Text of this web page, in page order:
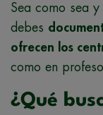
Sea como sea
debes
ofrecen los
como en
¿Qué